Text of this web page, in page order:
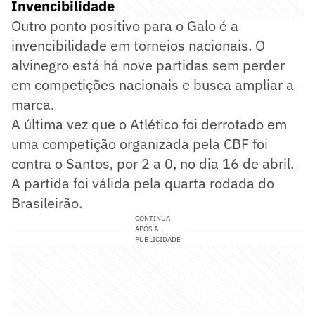
Invencibilidade
Outro ponto positivo para o Galo é a
invencibilidade em torneios nacionais. O
alvinegro está há nove partidas sem perder
em competições nacionais e busca ampliar a
marca.
A última vez que o Atlético foi derrotado em
uma competição organizada pela CBF foi
contra o Santos, por 2 a 0, no dia 16 de abril.
A partida foi válida pela quarta rodada do
Brasileirão.
CONTINUA
APÓS A
PUBLICIDADE